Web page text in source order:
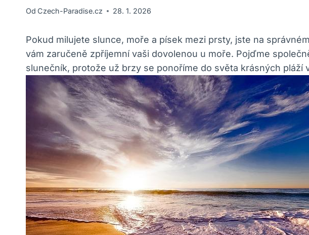
Od Czech-Paradise.cz 28. 1. 2026
Pokud milujete slunce, moře a písek mezi prsty, jste na
vám zaručeně zpříjemní vaši dovolenou u moře. Pojďme
slunečník, protože už brzy se ponoříme do světa krásných pláží